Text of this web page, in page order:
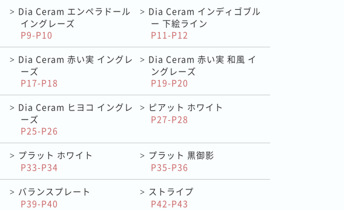
> Dia Ceram エンペラドール
イングレーズ
P9-P10
> Dia Ceram インディゴブル
ー 下絵ライン
P11-P12
> Dia Ceram 赤い実 イングレ
ーズ
P17-P18
> Dia Ceram 赤い実 和風 イ
ングレーズ
P19-P20
> Dia Ceram ヒヨコ イングレ
ーズ
P25-P26
> ピアット ホワイト
P27-P28
> プラット ホワイト
P33-P34
> プラット 黒御影
P35-P36
> バランスプレート
P39-P40
> ストライプ
P42-P43